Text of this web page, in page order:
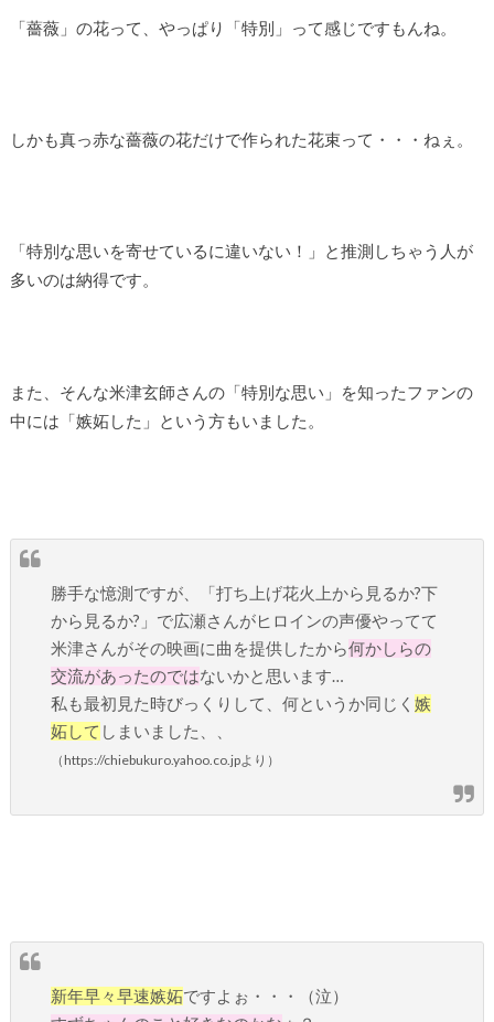
「薔薇」の花って、やっぱり「特別」って感じですもんね。
しかも真っ赤な薔薇の花だけで作られた花束って・・・ねぇ。
「特別な思いを寄せているに違いない！」と推測しちゃう人が
多いのは納得です。
また、そんな米津玄師さんの「特別な思い」を知ったファンの
中には「嫉妬した」という方もいました。
勝手な憶測ですが、「打ち上げ花火上から見るか?下
から見るか?」で広瀬さんがヒロインの声優やってて
米津さんがその映画に曲を提供したから何かしらの
交流があったのではないかと思います…
私も最初見た時びっくりして、何というか同じく嫉
妬して しまいました、、
（https://chiebukuro.yahoo.co.jpより）
新年早々早速嫉妬ですよぉ・・・（泣）